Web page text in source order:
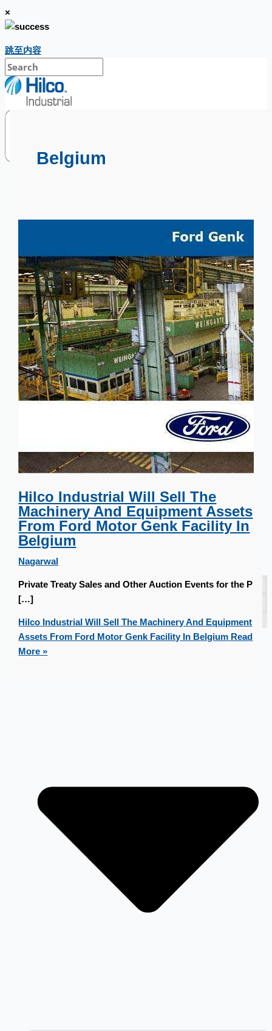
×
跳至内容
當前銷售
個案研究
新聞稿
Belgium
Hilco Industrial Will Sell The
Machinery And Equipment Assets
From Ford Motor Genk Facility In
Belgium
Nagarwal
Private Treaty Sales and Other Auction Events for the P
[…]
Hilco Industrial Will Sell The Machinery And Equipment
Assets From Ford Motor Genk Facility In Belgium Read
More »